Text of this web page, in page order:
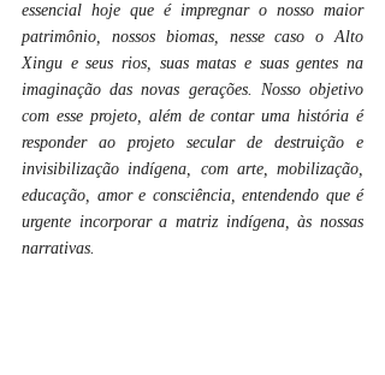
essencial hoje que é impregnar o nosso maior
patrimônio, nossos biomas, nesse caso o Alto
Xingu e seus rios, suas matas e suas gentes na
imaginação das novas gerações. Nosso objetivo
com esse projeto, além de contar uma história é
responder ao projeto secular de destruição e
invisibilização indígena, com arte, mobilização,
educação, amor e consciência, entendendo que é
urgente incorporar a matriz indígena, às nossas
narrativas.